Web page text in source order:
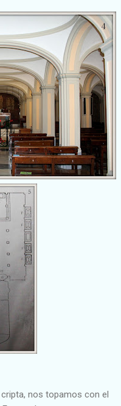
nos topamos con el